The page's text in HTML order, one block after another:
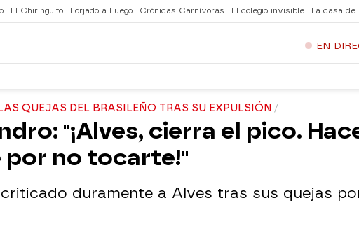
El Chiringuito Forjado a Fuego Crónicas Carnívoras El colegio invisible La casa de
EN
QUEJAS DEL BRASILEÑO TRAS SU EXPULSIÓN
"¡Alves, cierra el pico.
por no tocarte!"
duramente a Alves tras sus quejas